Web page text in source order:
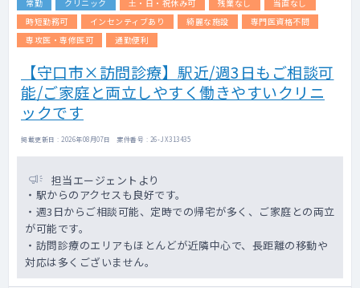
常勤 クリニック 土・日・祝休み可 残業なし
当直なし
時短勤務可
インセンティブあり 綺麗な施設
専門医資格不問
専攻医・専修医可
通勤便利
【守口市×訪問診療】駅近/週3日もご相談可
能/ご家庭と両立しやすく働きやすいクリニ
ックです
掲載更新日 : 2026年08月07日 案件番号 : 26-JX313435
担当エージェントより
・駅からのアクセスも良好です。
・週3日からご相談可能、定時での帰宅が多く、ご家庭との両立
が可能です。
・訪問診療のエリアもほとんどが近隣中心で、長距離の移動や
対応は多くございません。